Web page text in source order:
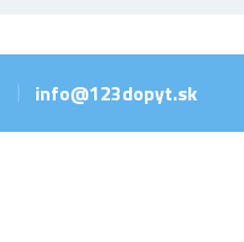
info@123dopyt.sk